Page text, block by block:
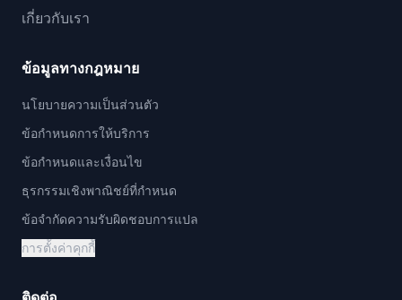
เกี่ยวกับเรา
ข้อมูลทางกฎหมาย
นโยบายความเป็นส่วนตัว
ข้อกำหนดการให้บริการ
ข้อกำหนดและเงื่อนไข
ธุรกรรมเชิงพาณิชย์ที่กำหนด
ข้อจำกัดความรับผิดชอบการแปล
การตั้งค่าคุกกี้